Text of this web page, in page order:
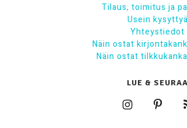
Tilaus, toimitus ja
Usein kysyttyä
Yhteystiedot
Näin ostat
Näin ostat
LUE & SEURAA